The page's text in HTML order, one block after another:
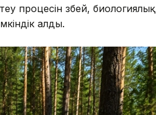
процесін үзбей, биологиялық
алды.